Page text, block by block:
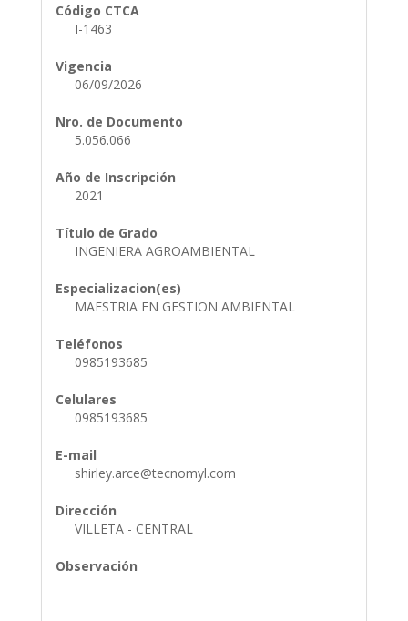
Código CTCA
I-1463
Vigencia
06/09/2026
Nro. de Documento
5.056.066
Año de Inscripción
2021
Título de Grado
INGENIERA AGROAMBIENTAL
Especializacion(es)
MAESTRIA EN GESTION AMBIENTAL
Teléfonos
0985193685
Celulares
0985193685
E-mail
shirley.arce@tecnomyl.com
Dirección
VILLETA - CENTRAL
Observación